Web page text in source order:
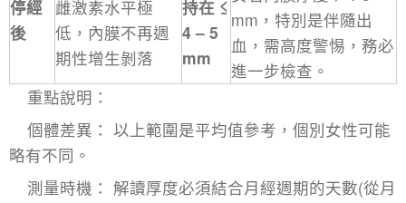
停經
後
雌激素水平極
低，內膜不再週
期性增生剝落
持在 ≤
4 – 5
mm
mm，特別是伴隨出
血，需高度警惕，務必
進一步檢查。
重點說明：
個體差異： 以上範圍是平均值參考，個別女性可能
略有不同。
測量時機： 解讀厚度必須結合月經週期的天數(從月